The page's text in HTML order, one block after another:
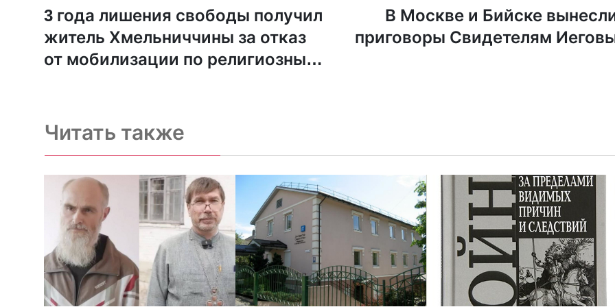
3 года лишения свободы получил
житель Хмельниччины за отказ
от мобилизации по религиозным
В Москве и Бийске
приговоры Свидетелям
Читать также